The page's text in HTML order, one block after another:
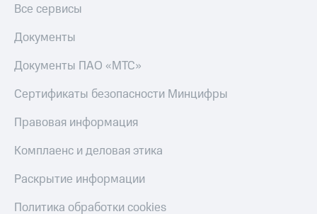
Все сервисы
Документы
Документы ПАО «МТС»
Сертификаты безопасности Минцифры
Правовая информация
Комплаенс и деловая этика
Раскрытие информации
Политика обработки cookies